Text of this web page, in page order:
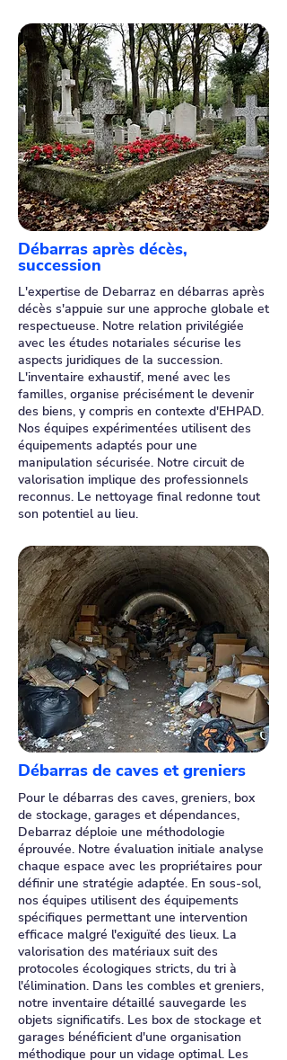
Débarras après décès,
succession
L'expertise de Debarraz en débarras après
décès s'appuie sur une approche globale et
respectueuse. Notre relation privilégiée
avec les études notariales sécurise les
aspects juridiques de la succession.
L'inventaire exhaustif, mené avec les
familles, organise précisément le devenir
des biens, y compris en contexte d'EHPAD.
Nos équipes expérimentées utilisent des
équipements adaptés pour une
manipulation sécurisée. Notre circuit de
valorisation implique des professionnels
reconnus. Le nettoyage final redonne tout
son potentiel au lieu.
Débarras de caves et greniers
Pour le débarras des caves, greniers, box
de stockage, garages et dépendances,
Debarraz déploie une méthodologie
éprouvée. Notre évaluation initiale analyse
chaque espace avec les propriétaires pour
définir une stratégie adaptée. En sous-sol,
nos équipes utilisent des équipements
spécifiques permettant une intervention
efficace malgré l'exiguïté des lieux. La
valorisation des matériaux suit des
protocoles écologiques stricts, du tri à
l'élimination. Dans les combles et greniers,
notre inventaire détaillé sauvegarde les
objets significatifs. Les box de stockage et
garages bénéficient d'une organisation
méthodique pour un vidage optimal. Les